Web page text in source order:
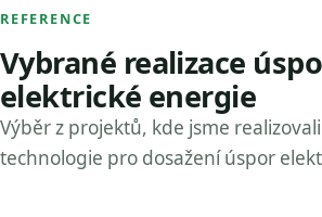
REFERENCE
Vybrané realizace
elektrické energie
Výběr z projektů, kde jsme
technologie pro dosažení úspor